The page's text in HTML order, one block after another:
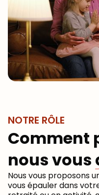
NOTRE RÔLE
Comment
nous vous
Nous vous proposons
vous épauler dans